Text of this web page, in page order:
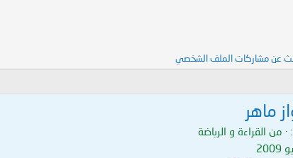
عن مشاركات الملف الشخصي
ماهر
· من القراءة و الرياضة